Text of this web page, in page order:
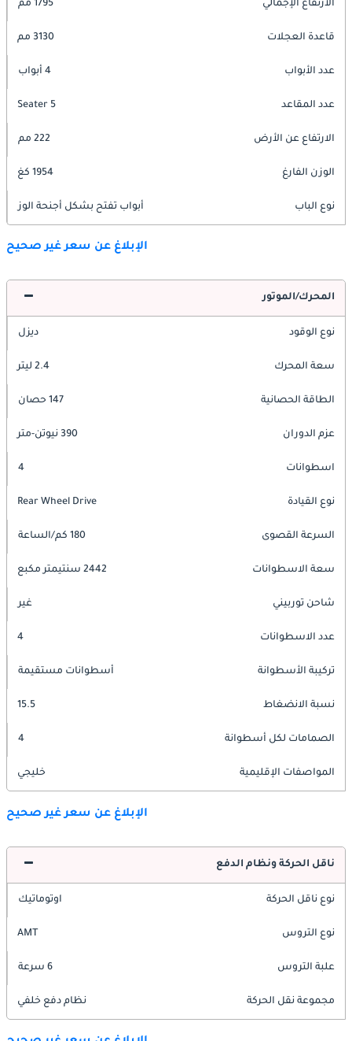
الارتفاع الإجمالي 1795 مم
قاعدة العجلات 3130 مم
عدد الأبواب 4 أبواب
عدد المقاعد 5 Seater
الارتفاع عن الأرض 222 مم
الوزن الفارغ 1954 كغ
نوع الباب أبواب تفتح بشكل أجنحة الوز
الإبلاغ عن سعر غير صحيح
المحرك/الموتور
نوع الوقود ديزل
سعة المحرك 2.4 ليتر
الطاقة الحصانية 147 حصان
عزم الدوران 390 نيوتن-متر
اسطوانات 4
نوع القيادة Rear Wheel Drive
السرعة القصوى 180 كم/الساعة
سعة الاسطوانات 2442 سنتيمتر مكبع
شاحن توربيني غير
عدد الاسطوانات 4
تركيبة الأسطوانة أسطوانات مستقيمة
نسبة الانضغاط 15.5
الصمامات لكل أسطوانة 4
المواصفات الإقليمية خليجي
الإبلاغ عن سعر غير صحيح
ناقل الحركة ونظام الدفع
نوع ناقل الحركة اوتوماتيك
نوع التروس AMT
علبة التروس 6 سرعة
مجموعة نقل الحركة نظام دفع خلفي